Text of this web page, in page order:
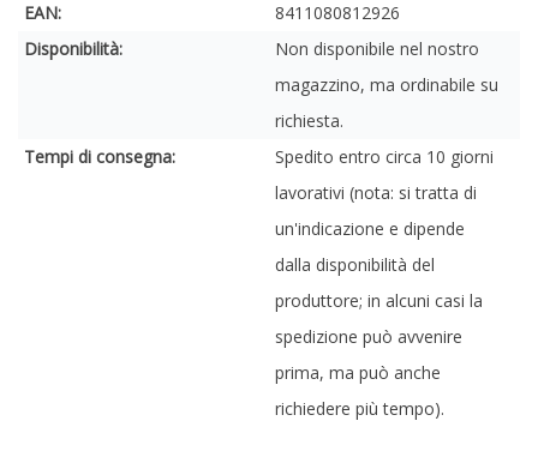
EAN:
8411080812926
Disponibilità:
Non disponibile nel nostro
magazzino, ma ordinabile su
richiesta.
Tempi di consegna:
Spedito entro circa 10 giorni
lavorativi (nota: si tratta di
un'indicazione e dipende
dalla disponibilità del
produttore; in alcuni casi la
spedizione può avvenire
prima, ma può anche
richiedere più tempo).